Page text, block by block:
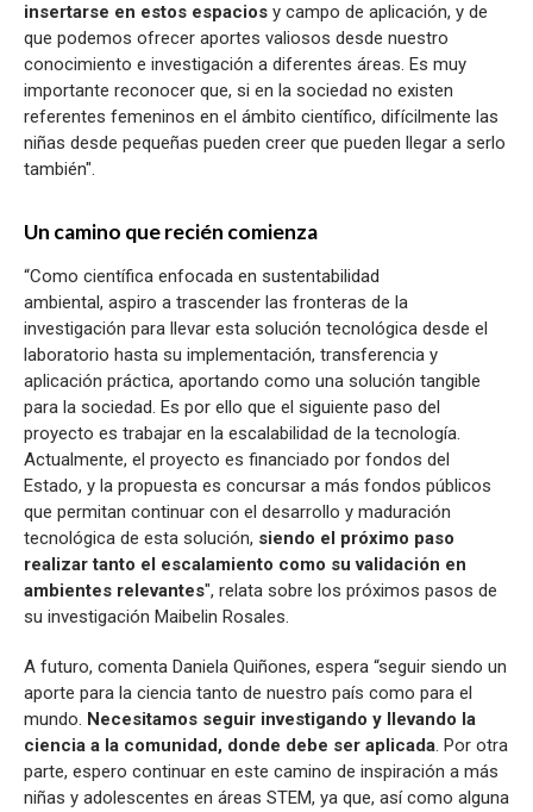
insertarse en estos espacios y campo de aplicación, y de
que podemos ofrecer aportes valiosos desde nuestro
conocimiento e investigación a diferentes áreas. Es muy
importante reconocer que, si en la sociedad no existen
referentes femeninos en el ámbito científico, difícilmente las
niñas desde pequeñas pueden creer que pueden llegar a serlo
también".
Un camino que recién comienza
“Como científica enfocada en sustentabilidad
ambiental, aspiro a trascender las fronteras de la
investigación para llevar esta solución tecnológica desde el
laboratorio hasta su implementación, transferencia y
aplicación práctica, aportando como una solución tangible
para la sociedad. Es por ello que el siguiente paso del
proyecto es trabajar en la escalabilidad de la tecnología.
Actualmente, el proyecto es financiado por fondos del
Estado, y la propuesta es concursar a más fondos públicos
que permitan continuar con el desarrollo y maduración
tecnológica de esta solución, siendo el próximo paso
realizar tanto el escalamiento como su validación en
ambientes relevantes", relata sobre los próximos pasos de
su investigación Maibelin Rosales.
A futuro, comenta Daniela Quiñones, espera “seguir siendo un
aporte para la ciencia tanto de nuestro país como para el
mundo. Necesitamos seguir investigando y llevando la
ciencia a la comunidad, donde debe ser aplicada. Por otra
parte, espero continuar en este camino de inspiración a más
niñas y adolescentes en áreas STEM, ya que, así como alguna